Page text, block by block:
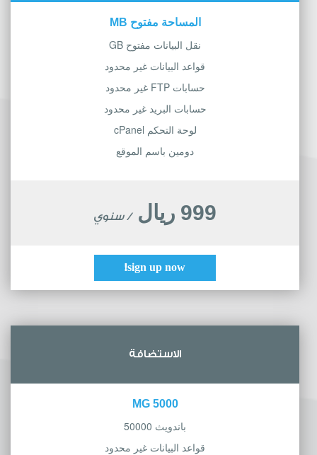
المساحة مفتوح MB
نقل البيانات مفتوح GB
قواعد البيانات غير محدود
حسابات FTP غير محدود
حسابات البريد غير محدود
لوحة التحكم cPanel
دومين باسم الموقع
999 ريال / سنوي
sign up now!
الاستضافة
5000 MG
باندويث 50000
قواعد البيانات غير محدود